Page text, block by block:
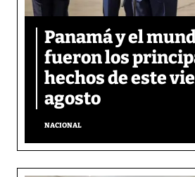
Panamá y el
fueron los
hechos de este
agosto
NACIONAL